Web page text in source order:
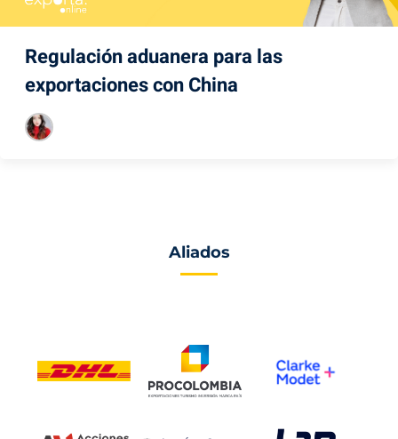
Regulación aduanera para las
exportaciones con China
Aliados